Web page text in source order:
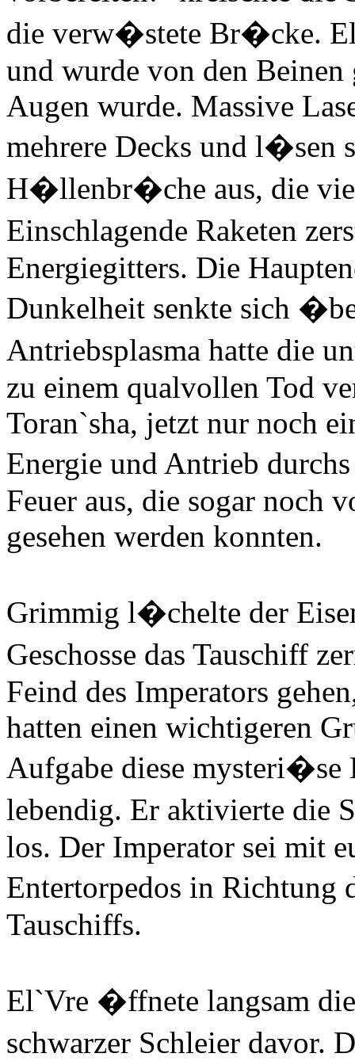
die verw�stete Br�cke.
und wurde von den
Augen wurde. Massive
mehrere Decks und l�sen
H�llenbr�che aus, die
Einschlagende Raketen
Energiegitters. Die
Dunkelheit senkte sich
Antriebsplasma hatte die
zu einem qualvollen Tod
Toran`sha, jetzt nur noch
Energie und Antrieb
Feuer aus, die sogar noch
gesehen werden konnten.
Grimmig l�chelte der
Geschosse das Tauschiff
Feind des Imperators
hatten einen wichtigeren
Aufgabe diese mysteri�se
lebendig. Er aktivierte die
los. Der Imperator sei mit
Entertorpedos in Richtung
Tauschiffs.
El`Vre �ffnete langsam
schwarzer Schleier davor.